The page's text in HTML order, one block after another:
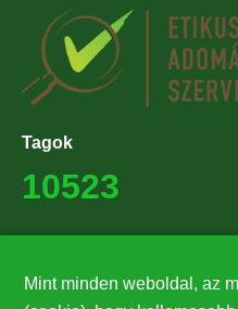
Tagok
10523
27224
Mint minden weboldal, az